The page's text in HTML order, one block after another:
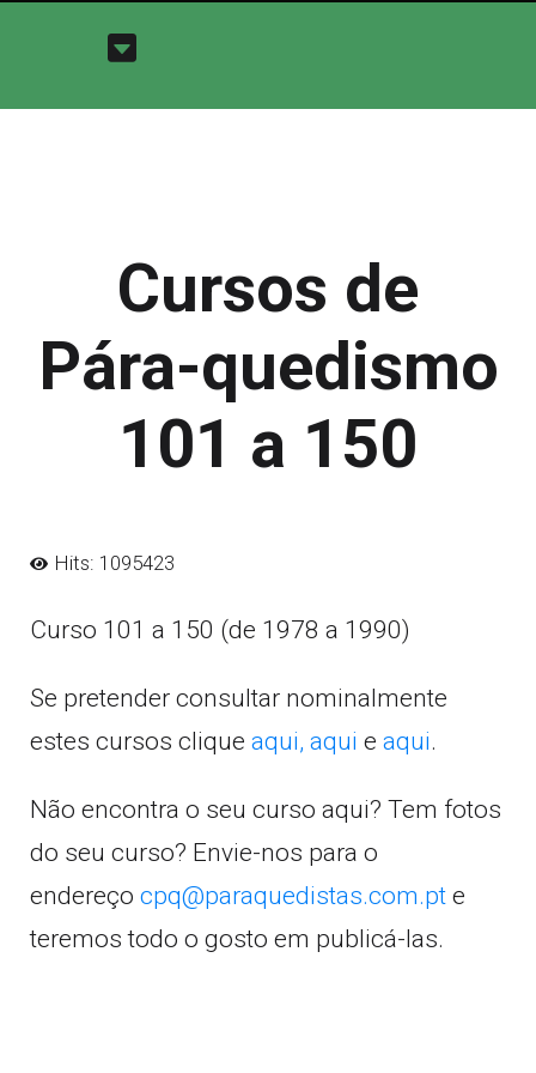
Cursos de
Pára-quedismo
101 a 150
Hits: 1095423
Curso 101 a 150 (de 1978 a 1990)
Se pretender consultar nominalmente
estes cursos clique aqui, aqui e aqui.
Não encontra o seu curso aqui? Tem fotos
do seu curso? Envie-nos para o
endereço cpq@paraquedistas.com.pt e
teremos todo o gosto em publicá-las.